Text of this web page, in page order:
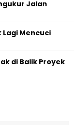
Jalan
Lagi Mencuci
di Balik Proyek